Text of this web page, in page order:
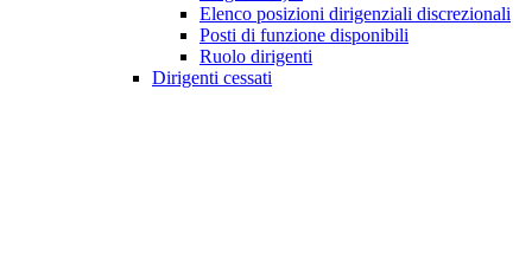
Elenco posizioni dirigenziali discrezionali
Posti di funzione disponibili
Ruolo dirigenti
Dirigenti cessati